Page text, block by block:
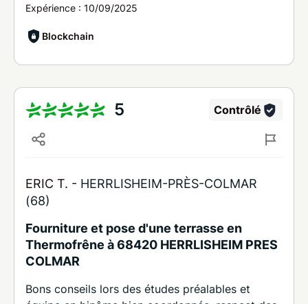
Expérience : 10/09/2025
Blockchain
5 Contrôlé
ERIC T. - HERRLISHEIM-PRÈS-COLMAR
(68)
Fourniture et pose d'une terrasse en
Thermofrêne à 68420 HERRLISHEIM PRES
COLMAR
Bons conseils lors des études préalables et